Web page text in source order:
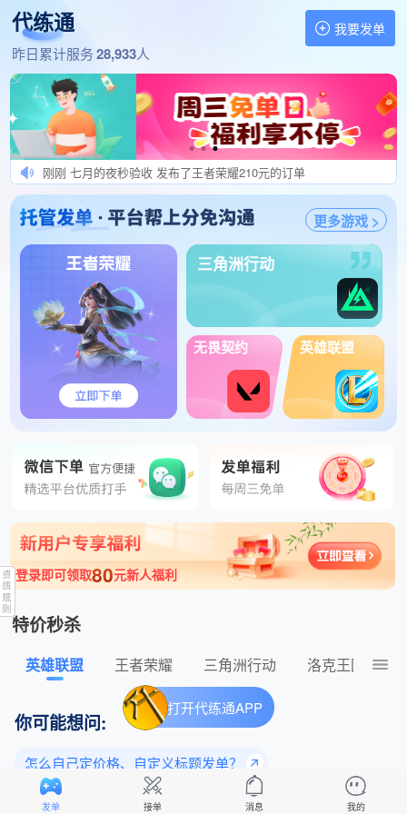
代练通
昨日累计服务28,933人
我要发单
打开代练通APP
找代练,做代练 就上代练通
刚刚 飞一样的感觉陪玩 发布了三角洲行动150元的订单
刚刚 高价单外挂委贷绕 发布了王者荣耀140元的订单
刚刚 七月的夜秒验收 发布了王者荣耀210元的订单
刚刚 三角洲肥单秒结算 发布了三角洲行动140元的订单
刚刚 开挂报警，打完秒验收 发布了王者荣耀228元的订单
刚刚 热爱发单秒验收 发布了王者荣耀130元的订单
刚刚 小硕发肥单秒验收 发布了王者荣耀120元的订单
刚刚 能接单的再接单 发布了三角洲行动240元的订单
刚刚 优选订单秒验收 发布了王者荣耀290元的订单
刚刚 实力打手加内部高价群 发布了王者荣耀1388元的订单
刚刚 USR201504072731 发布了王者荣耀165元的订单
1分钟前 打号隐身关定位。 发布了王者荣耀330元的订单
1分钟前 没刷机接我单诛灭九族 发布了王者荣耀130元的订单
1分钟前 USR201404080603 发布了王者荣耀100元的订单
1分钟前 打完当天就结算 发布了王者荣耀220元的订单
1分钟前 战神发肥单秒结 发布了王者荣耀125元的订单
1分钟前 单多又肥结算快 发布了三角洲行动110元的订单
更多游戏 >
三角洲行动
无畏契约 英雄联盟
登录即可领取80元新人福利
特价秒杀
英雄联盟 王者荣耀 三角洲行动 洛克王国：世
你可能想问:
怎么自己定价格、自定义标题发单？
为什么老玩家都选择平台下单？
发单 接单 消息 我的